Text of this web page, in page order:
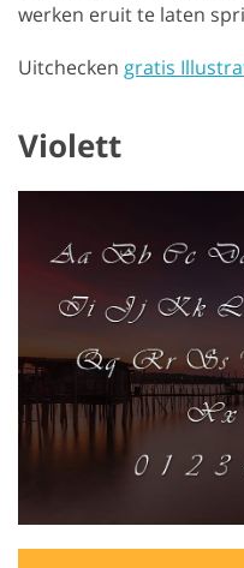
werken eruit te laten
Uitchecken gratis
Violett